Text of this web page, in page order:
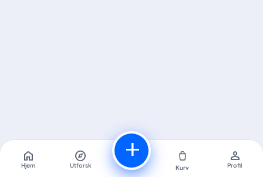
home
Hjem
explore
Utforsk
add
Kurv
person
Profil